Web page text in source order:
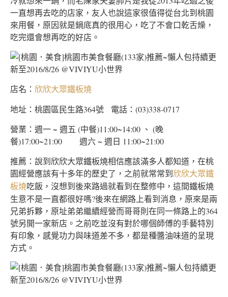
一直想再去吃的店家，友人也說這家很值得從台北到桃園
來用餐，原因就是鍋底真的很用心，吃了不會口乾舌燥，
吃完還會想再吃的好店。
店名： 欣欣大眾鐵板燒
地址：桃園區民生路364號 電話：(03)338-0717
營業：週一 ~ 週五 (中餐)11:00~14:00 、 (晚
餐)17:00~21:00 週六 ~ 週日 11:00~21:00
推薦：說到欣欣大眾鐵板燒相信應該滿多人都知道，在桃
園經營應該有十多年的歷史了，之前就常常到欣欣大眾鐵
板燒吃飯，沒想到後來路過就看到在整修中，這間鐵板燒
生意不是一直都很好嗎?後來在網路上看到消息，原來是兩
兄弟拆夥，原址弟弟繼續經營而哥哥則在同一條路上的364
號另開一家新店。之前吃並沒有對於哪個師傅的手藝特別
有印象，感覺功力與味道差不多，都是種醬油味道的呈現
方式。